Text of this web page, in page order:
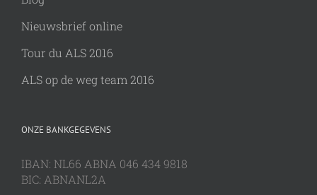
Nieuwsbrief online
Tour du ALS 2016
ALS op de weg team 2016
ONZE BANKGEGEVENS
IBAN: NL66 ABNA 046 434 9818
BIC: ABNANL2A